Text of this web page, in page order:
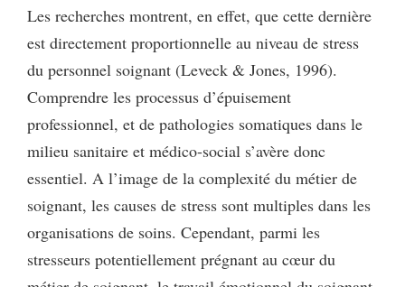
Les recherches montrent, en effet, que cette dernière
est directement proportionnelle au niveau de stress
du personnel soignant (Leveck & Jones, 1996).
Comprendre les processus d’épuisement
professionnel, et de pathologies somatiques dans le
milieu sanitaire et médico-social s’avère donc
essentiel. A l’image de la complexité du métier de
soignant, les causes de stress sont multiples dans les
organisations de soins. Cependant, parmi les
stresseurs potentiellement prégnant au cœur du